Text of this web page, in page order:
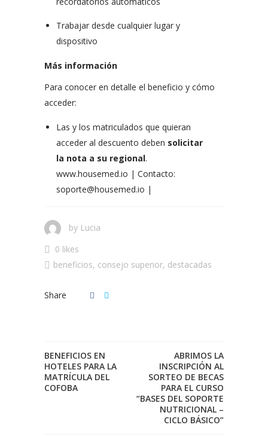
Trabajar desde cualquier lugar y
dispositivo
Más información
Para conocer en detalle el beneficio y cómo
acceder:
Las y los matriculados que quieran
acceder al descuento deben solicitar
la nota a su regional.
www.housemed.io | Contacto:
soporte@housemed.io |
by Lucia
0 likes
beneficios, consejo superior, destacadas
Share
BENEFICIOS EN
HOTELES PARA LA
MATRÍCULA DEL
COFOBA
ABRIMOS LA
INSCRIPCIÓN AL
SORTEO DE BECAS
PARA EL CURSO
“BASES DEL SOPORTE
NUTRICIONAL –
CICLO BÁSICO”